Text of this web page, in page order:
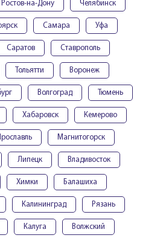
Ростов-на-Дону Челябинск
Самара Уфа
Саратов Ставрополь
Тольятти Воронеж
Волгоград Тюмень
Хабаровск Кемерово
Магнитогорск
Липецк Владивосток
Химки Балашиха
Калининград Рязань
Калуга Волжский